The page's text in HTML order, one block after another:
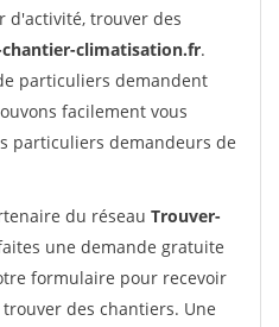
d'activité, trouver des
climatisation.fr.
particuliers demandent
facilement vous
particuliers demandeurs de
du réseau Trouver-
une demande gratuite
formulaire pour recevoir
des chantiers. Une